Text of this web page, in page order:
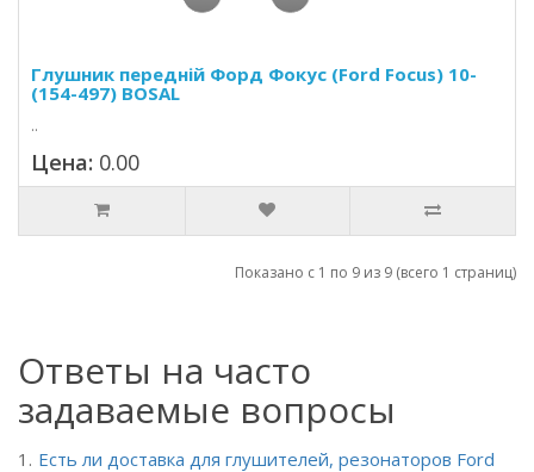
Глушник передній Форд Фокус (Ford Focus) 10-
(154-497) BOSAL
..
Цена: 0.00
Показано с 1 по 9 из 9 (всего 1 страниц)
Ответы на часто
задаваемые вопросы
Есть ли доставка для глушителей, резонаторов Ford